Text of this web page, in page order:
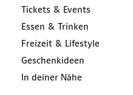
Tickets & Events
Essen & Trinken
Freizeit & Lifestyle
Geschenkideen
In deiner Nähe